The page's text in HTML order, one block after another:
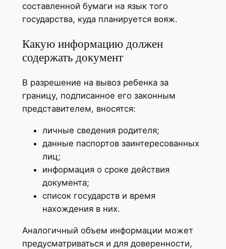
составленной бумаги на язык того
государства, куда планируется вояж.
Какую информацию должен
содержать документ
В разрешение на вывоз ребенка за
границу, подписанное его законным
представителем, вносятся:
личные сведения родителя;
данные паспортов заинтересованных
лиц;
информация о сроке действия
документа;
список государств и время
нахождения в них.
Аналогичный объем информации может
предусматриваться и для доверенности,